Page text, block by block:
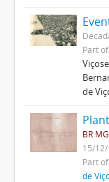
Part of
de
BR
15/12/
Part of
de